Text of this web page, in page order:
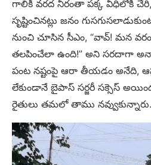
గాలికి వరద నీరంతా పక్క వీధిలోకి
సృష్టించినట్లు జనం
నుంచి చూసిన సీఎం, “వావ్! మన
తలపించేలా ఉంది!” అని సరదాగా
పంట నష్టంపై ఆరా తీయడం అనేది,
లేకుండానే బైపాస్ సర్జరీ సక్సెస్
రైతులు తమలో తాము నవ్వుకున్నారు.